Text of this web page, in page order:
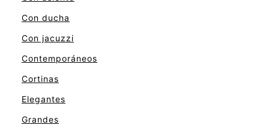
Con ducha
Con jacuzzi
Contemporáneos
Cortinas
Elegantes
Grandes